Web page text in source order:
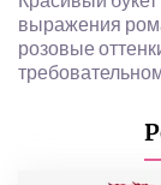
выражения
розовые